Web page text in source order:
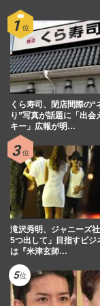
くら寿司、閉店間際の“
り”写真が話題に「出会
キー」広報が明…
滝沢秀明、ジャニーズ
5つ出して」目指すビジ
は『米津玄師…